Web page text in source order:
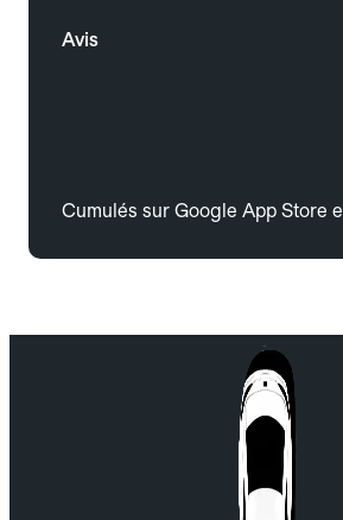
Avis
Cumulés sur Google App Store